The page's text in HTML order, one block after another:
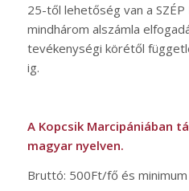
25-től lehetőség van a
mindhárom alszámla
tevékenységi körétől
ig.
A Kopcsik Marcipániában
magyar nyelven.
Bruttó: 500Ft/fő és